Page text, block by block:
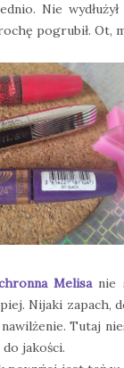
Nie
pogrubił. Ot,
Melisanie
Nijaki zapach,
Tutaj
do jakości.